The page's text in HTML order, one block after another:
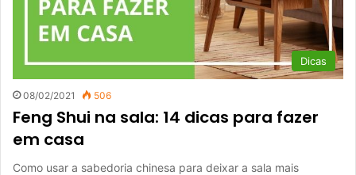
Dicas
08/02/2021 506
Feng Shui na sala: 14 dicas para fazer
em casa
Como usar a sabedoria chinesa para deixar a sala mais